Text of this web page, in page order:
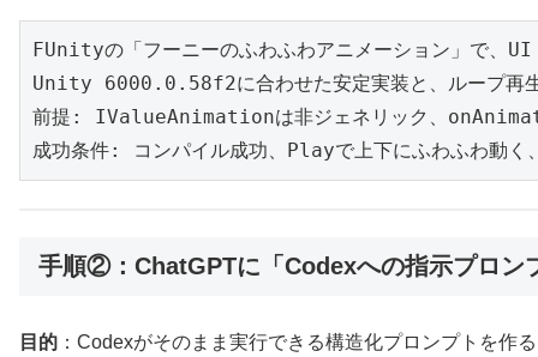
FUnityの「フーニーのふわふわアニメーション」で
Unity 6000.0.58f2に合わせた安定実装と、ループ再生
前提: IValueAnimationは非ジェネリック、
成功条件: コンパイル成功、Playで上下にふわふわ動く
手順②：ChatGPTに「Codexへの指示プロン
目的 ：Codexがそのまま実行できる構造化プロンプトを作